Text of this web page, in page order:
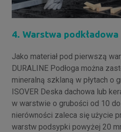
4. Warstwa podkładowa
Jako materiał pod pierwszą
DURALINE Podłoga można
mineralną szklaną w płytach o
ISOVER Deska dachowa lub
w warstwie o grubości od 10
nierówności zaleca się użycie
warstw podsypki powyżej 20